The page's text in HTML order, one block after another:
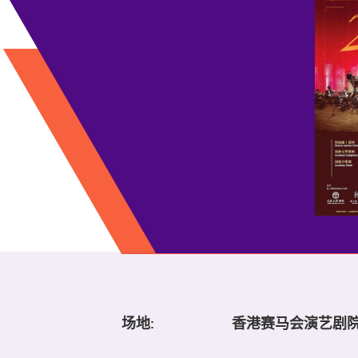
场地: 香港赛马会演艺剧